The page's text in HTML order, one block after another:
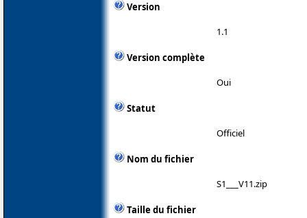
Version
1.1
Version complète
Oui
Statut
Officiel
Nom du fichier
S1___V11.zip
Taille du fichier